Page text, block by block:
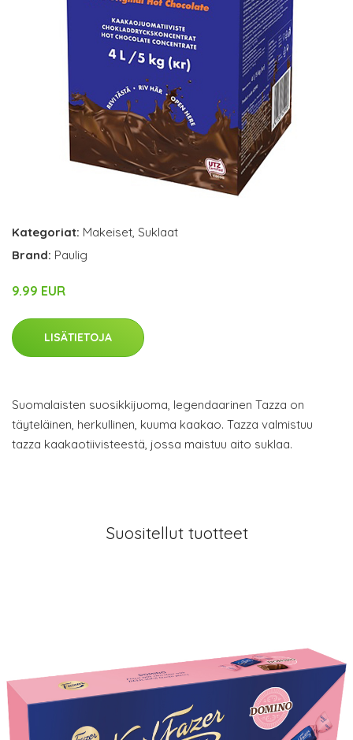
Kategoriat: Makeiset, Suklaat
Brand: Paulig
9.99 EUR
LISÄTIETOJA
Suomalaisten suosikkijuoma, legendaarinen Tazza on
täyteläinen, herkullinen, kuuma kaakao. Tazza valmistuu
tazza kaakaotiivisteestä, jossa maistuu aito suklaa.
Suositellut tuotteet